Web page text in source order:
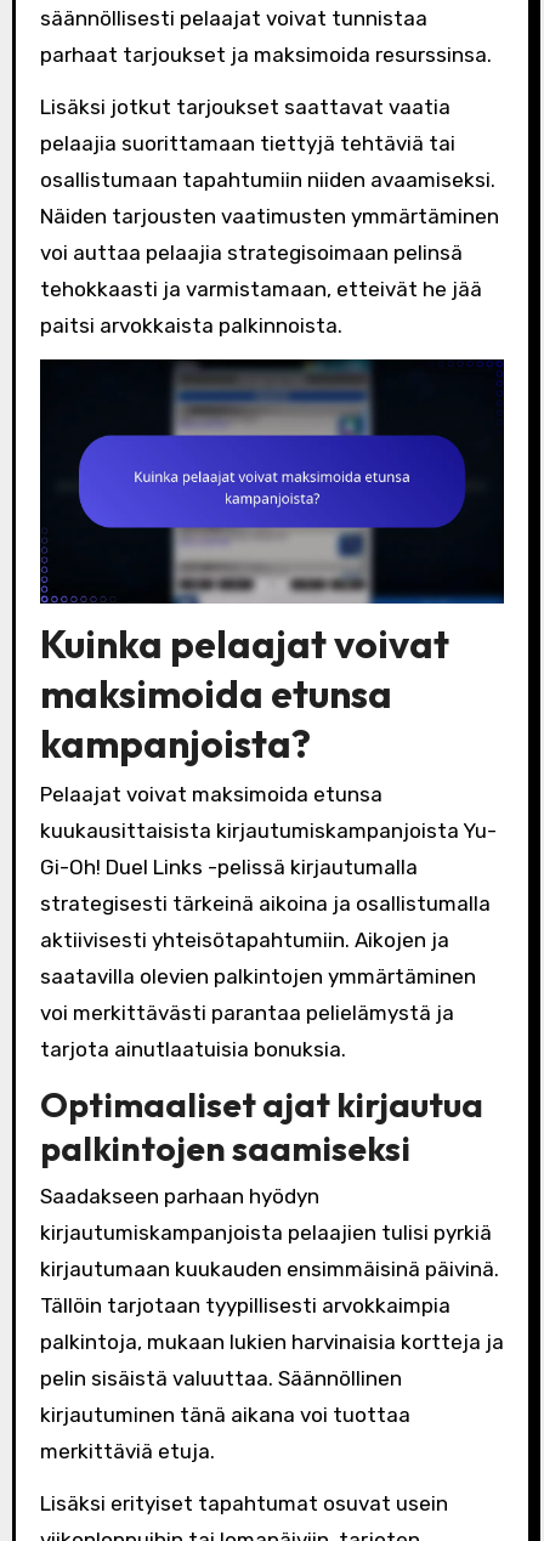
säännöllisesti pelaajat voivat tunnistaa
parhaat tarjoukset ja maksimoida resurssinsa.
Lisäksi jotkut tarjoukset saattavat vaatia
pelaajia suorittamaan tiettyjä tehtäviä tai
osallistumaan tapahtumiin niiden avaamiseksi.
Näiden tarjousten vaatimusten ymmärtäminen
voi auttaa pelaajia strategisoimaan pelinsä
tehokkaasti ja varmistamaan, etteivät he jää
paitsi arvokkaista palkinnoista.
Kuinka pelaajat voivat
maksimoida etunsa
kampanjoista?
Pelaajat voivat maksimoida etunsa
kuukausittaisista kirjautumiskampanjoista Yu-
Gi-Oh! Duel Links -pelissä kirjautumalla
strategisesti tärkeinä aikoina ja osallistumalla
aktiivisesti yhteisötapahtumiin. Aikojen ja
saatavilla olevien palkintojen ymmärtäminen
voi merkittävästi parantaa pelielämystä ja
tarjota ainutlaatuisia bonuksia.
Optimaaliset ajat kirjautua
palkintojen saamiseksi
Saadakseen parhaan hyödyn
kirjautumiskampanjoista pelaajien tulisi pyrkiä
kirjautumaan kuukauden ensimmäisinä päivinä.
Tällöin tarjotaan tyypillisesti arvokkaimpia
palkintoja, mukaan lukien harvinaisia kortteja ja
pelin sisäistä valuuttaa. Säännöllinen
kirjautuminen tänä aikana voi tuottaa
merkittäviä etuja.
Lisäksi erityiset tapahtumat osuvat usein